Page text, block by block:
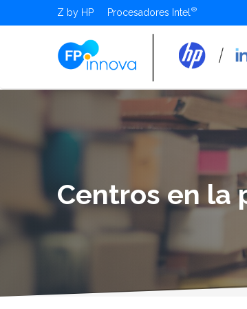
Z by HP Procesadores Intel
Centros en la